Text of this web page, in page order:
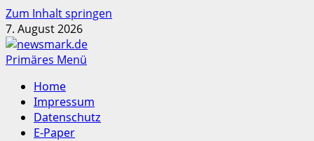
Zum Inhalt springen
7. August 2026
Primäres Menü
Home
Impressum
Datenschutz
E-Paper